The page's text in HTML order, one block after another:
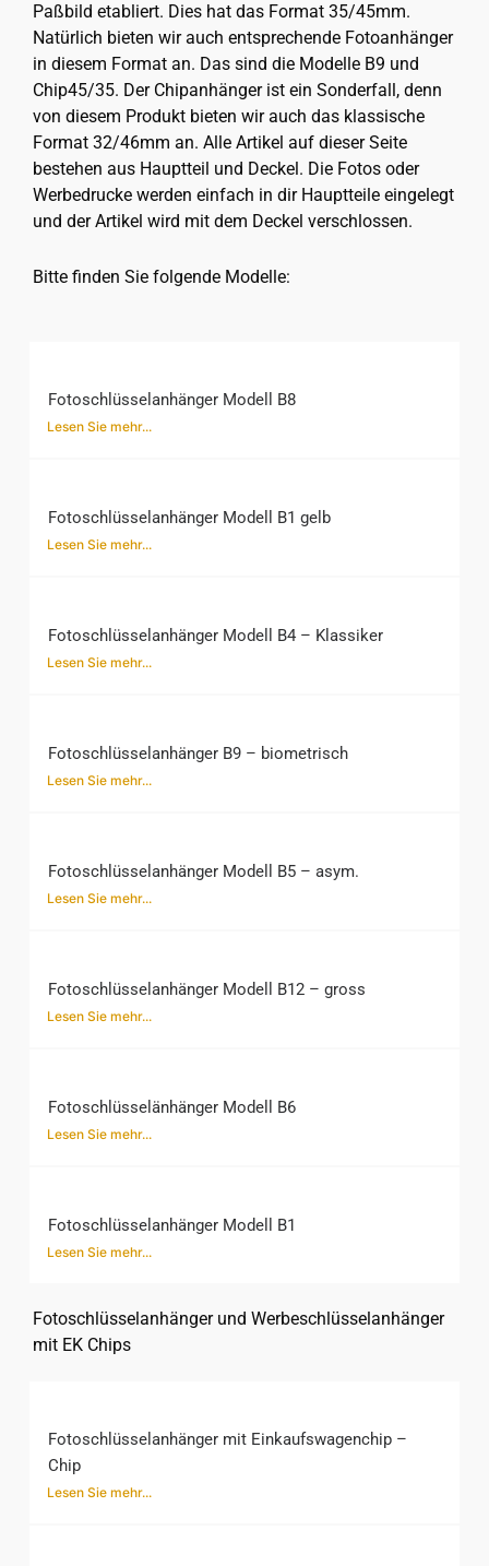
Paßbild etabliert. Dies hat das Format 35/45mm.
Natürlich bieten wir auch entsprechende Fotoanhänger
in diesem Format an. Das sind die Modelle B9 und
Chip45/35. Der Chipanhänger ist ein Sonderfall, denn
von diesem Produkt bieten wir auch das klassische
Format 32/46mm an. Alle Artikel auf dieser Seite
bestehen aus Hauptteil und Deckel. Die Fotos oder
Werbedrucke werden einfach in dir Hauptteile eingelegt
und der Artikel wird mit dem Deckel verschlossen.
Bitte finden Sie folgende Modelle:
Fotoschlüsselanhänger Modell B8
Lesen Sie mehr...
Fotoschlüsselanhänger Modell B1 gelb
Lesen Sie mehr...
Fotoschlüsselanhänger Modell B4 – Klassiker
Lesen Sie mehr...
Fotoschlüsselanhänger B9 – biometrisch
Lesen Sie mehr...
Fotoschlüsselanhänger Modell B5 – asym.
Lesen Sie mehr...
Fotoschlüsselanhänger Modell B12 – gross
Lesen Sie mehr...
Fotoschlüsselänhänger Modell B6
Lesen Sie mehr...
Fotoschlüsselanhänger Modell B1
Lesen Sie mehr...
Fotoschlüsselanhänger und Werbeschlüsselanhänger
mit EK Chips
Fotoschlüsselanhänger mit Einkaufswagenchip –
Chip
Lesen Sie mehr...